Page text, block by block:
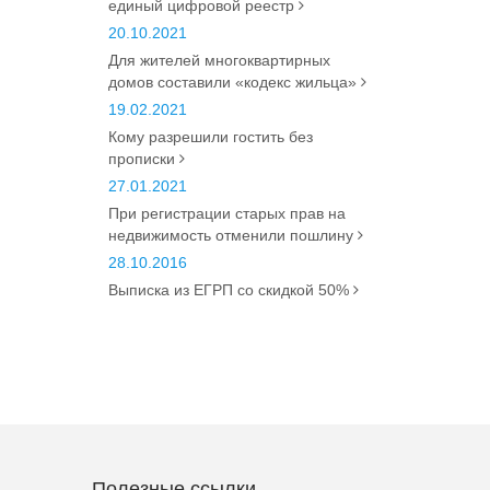
единый цифровой реестр
20.10.2021
Для жителей многоквартирных
домов составили «кодекс жильца»
19.02.2021
Кому разрешили гостить без
прописки
27.01.2021
При регистрации старых прав на
недвижимость отменили пошлину
28.10.2016
Выписка из ЕГРП со скидкой 50%